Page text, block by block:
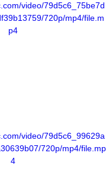
video/79d5c6_75be7d
720p/mp4/file.m
p4
video/79d5c6_99629a
720p/mp4/file.mp
4